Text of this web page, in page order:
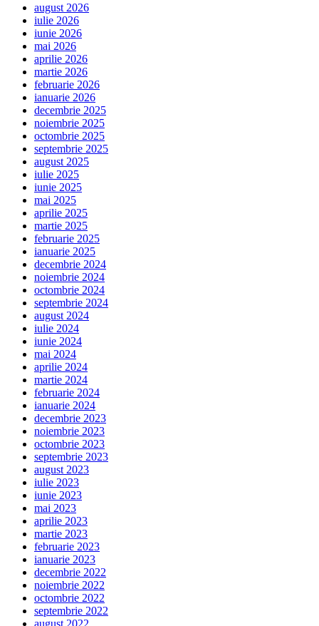
august 2026
iulie 2026
iunie 2026
mai 2026
aprilie 2026
martie 2026
februarie 2026
ianuarie 2026
decembrie 2025
noiembrie 2025
octombrie 2025
septembrie 2025
august 2025
iulie 2025
iunie 2025
mai 2025
aprilie 2025
martie 2025
februarie 2025
ianuarie 2025
decembrie 2024
noiembrie 2024
octombrie 2024
septembrie 2024
august 2024
iulie 2024
iunie 2024
mai 2024
aprilie 2024
martie 2024
februarie 2024
ianuarie 2024
decembrie 2023
noiembrie 2023
octombrie 2023
septembrie 2023
august 2023
iulie 2023
iunie 2023
mai 2023
aprilie 2023
martie 2023
februarie 2023
ianuarie 2023
decembrie 2022
noiembrie 2022
octombrie 2022
septembrie 2022
august 2022